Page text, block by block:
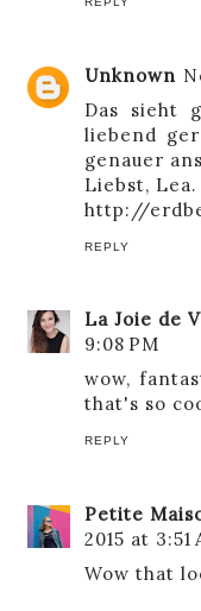
Unknown
Das sieht
liebend
genauer
Liebst, Lea.
http://
REPLY
La Joie de
9:08 PM
wow,
that's so
REPLY
Petite
2015 at 3:51
Wow that